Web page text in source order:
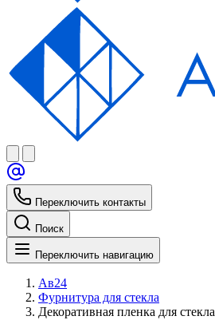
Переключить контакты
Поиск
Переключить навигацию
Ав24
Фурнитура для стекла
Декоративная пленка для стекла